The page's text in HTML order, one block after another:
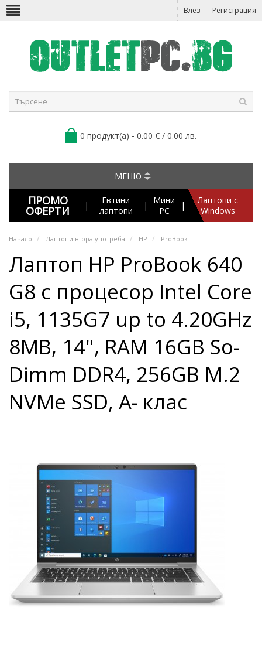
Влез Регистрация
0 продукт(а) - 0.00 € / 0.00 лв.
МЕНЮ
ПРОМО
ОФЕРТИ |
Евтини
лаптопи
|
Мини
PC
|
Лаптопи с
Windows
Начало Лаптопи втора употреба HP ProBook
Лаптоп HP ProBook 640
G8 с процесор Intel Core
i5, 1135G7 up to 4.20GHz
8MB, 14", RAM 16GB So-
Dimm DDR4, 256GB M.2
NVMe SSD, A- клас